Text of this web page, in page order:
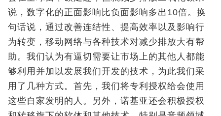
说，数字化的正面影响比负面影响多出10倍。换
句话说，通过改善连结性、提高效率以及影响行
为转变，移动网络与各种技术对减少排放大有帮
助。我们认为有逼切需要让市场上的其他人都能
够利用并加以发展我们开发的技术，为此我们采
用了几种方式。首先，我们将专利授权给会使用
这些自家发明的人。另外，诺基亚还会积极授权